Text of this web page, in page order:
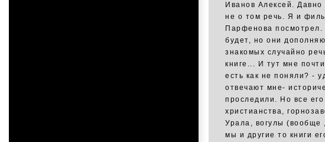
Иванов Алексей. Давно
не о том речь. Я и
Парфенова посмотрел.
будет, но они
знакомых случайно
книге... И тут мне
есть как не поняли? -
отвечают мне-
проследили. Но все
христианства,
Урала, вогулы (вообще
мы и другие то книги